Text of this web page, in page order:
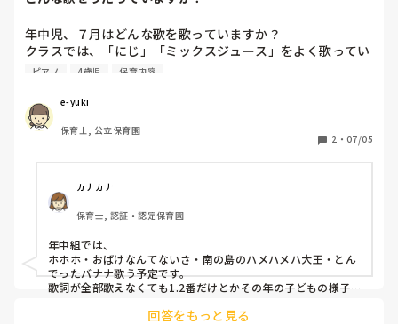
年中児、７月はどんな歌を歌っていますか？
クラスでは、「にじ」「ミックスジュース」をよく歌ってい
ます。色んな歌を楽しんでほしいので、教えていただきたい
よろしくお願いします。
ピアノ 4歳児 保育内容
e-yuki
保育士, 公立保育園
2 ・ 07/05
カナカナ
保育士, 認証・認定保育園
年中組では、
ホホホ・おばけなんてないさ・南の島のハメハメハ大王・とん
でったバナナ歌う予定です。
歌詞が全部歌えなくても1.2番だけとかその年の子どもの様子
回答をもっと見る